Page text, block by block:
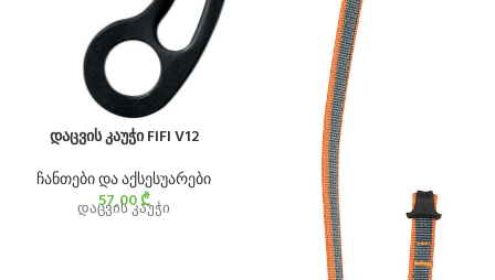
დაცვის კაუჭი FIFI V12
ჩანთები და აქსესუარები
57,00₾
დაცვის კაუჭი